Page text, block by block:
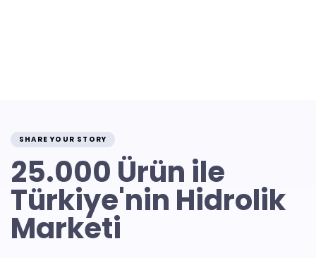
SHARE YOUR STORY
25.000 Ürün ile
Türkiye'nin Hidrolik
Marketi